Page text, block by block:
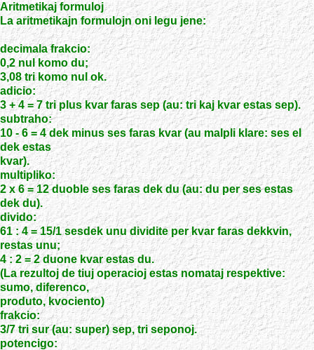
Aritmetikaj formuloj
La aritmetikajn formulojn oni legu jene:
decimala frakcio:
0,2 nul komo du;
3,08 tri komo nul ok.
adicio:
3 + 4 = 7 tri plus kvar faras sep (au: tri kaj kvar estas sep).
subtraho:
10 - 6 = 4 dek minus ses faras kvar (au malpli klare: ses el
dek estas
kvar).
multipliko:
2 x 6 = 12 duoble ses faras dek du (au: du per ses estas
dek du).
divido:
61 : 4 = 15/1 sesdek unu dividite per kvar faras dekkvin,
restas unu;
4 : 2 = 2 duone kvar estas du.
(La rezultoj de tiuj operacioj estas nomataj respektive:
sumo, diferenco,
produto, kvociento)
frakcio:
3/7 tri sur (au: super) sep, tri seponoj.
potencigo: